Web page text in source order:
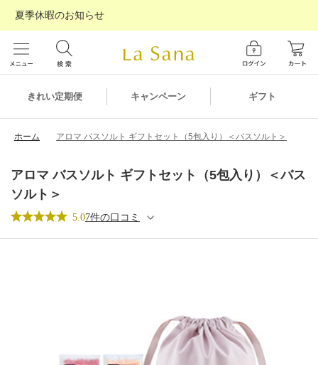
きれい定期便 キャンペーン ギフト
夏季休暇のお知らせ
ホーム アロマ バスソルト ギフトセット（5包入り）＜バスソルト＞
アロマ バスソルト ギフトセット（5包入り）＜バス
ソルト＞
5.07件の口コミ